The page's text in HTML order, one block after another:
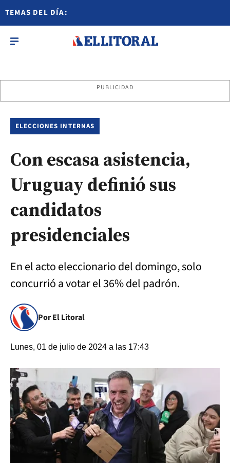
TEMAS DEL DÍA:
PUBLICIDAD
ELECCIONES INTERNAS
Con escasa asistencia,
Uruguay definió sus
candidatos
presidenciales
En el acto eleccionario del domingo, solo
concurrió a votar el 36% del padrón.
Por El Litoral
Lunes, 01 de julio de 2024 a las 17:43